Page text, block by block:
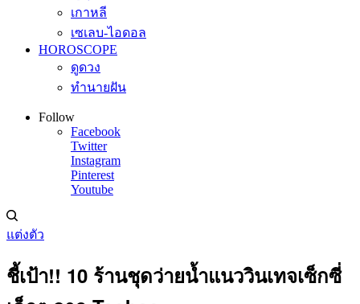
เกาหลี
เซเลบ-ไอดอล
HOROSCOPE
ดูดวง
ทำนายฝัน
Follow
Facebook
Twitter
Instagram
Pinterest
Youtube
แต่งตัว
ชี้เป้า!! 10 ร้านชุดว่ายน้ำแนววินเทจเซ็กซี่